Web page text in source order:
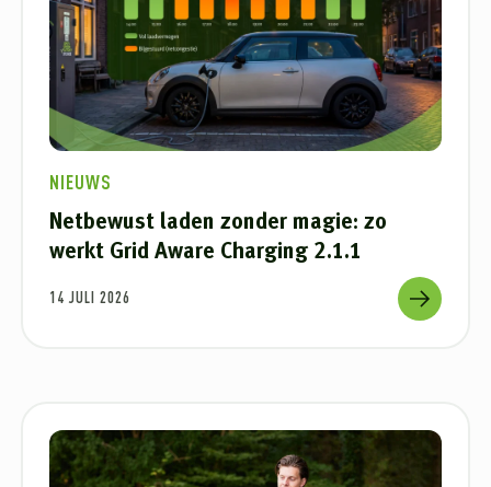
NIEUWS
Netbewust laden zonder magie: zo
werkt Grid Aware Charging 2.1.1
14 JULI 2026